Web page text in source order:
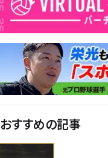
おすすめの記事